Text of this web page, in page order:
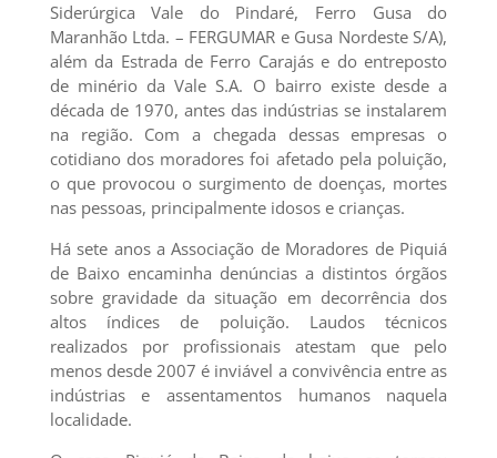
Siderúrgica Vale do Pindaré, Ferro Gusa do
Maranhão Ltda. – FERGUMAR e Gusa Nordeste S/A),
além da Estrada de Ferro Carajás e do entreposto
de minério da Vale S.A. O bairro existe desde a
década de 1970, antes das indústrias se instalarem
na região. Com a chegada dessas empresas o
cotidiano dos moradores foi afetado pela poluição,
o que provocou o surgimento de doenças, mortes
nas pessoas, principalmente idosos e crianças.
Há sete anos a Associação de Moradores de Piquiá
de Baixo encaminha denúncias a distintos órgãos
sobre gravidade da situação em decorrência dos
altos índices de poluição. Laudos técnicos
realizados por profissionais atestam que pelo
menos desde 2007 é inviável a convivência entre as
indústrias e assentamentos humanos naquela
localidade.